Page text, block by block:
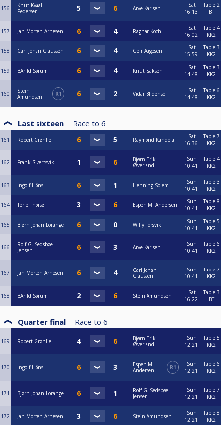
156
Knut Kvaal
Pedersen
Arve Karlsen
Sat
16:13
Table 2
BT
157 Jan Morten Arnesen Ragnar Koch
Sat
16:02
Table 4
KK2
158 Carl Johan Claussen Geir Aagesen
Sat
15:59
Table 3
KK2
159 BArild Sørum Knut Isaksen
Sat
14:48
Table 3
KK2
160
Stein
Amundsen
R1 Vidar Blidensol
Sat
14:48
Table 6
KK2
Last sixteen Race to 6
161 Robert Grønlie Raymond Kandola
Sat
16:36
Table 7
KK2
162 Frank Sivertsvik
Bjørn Erik
Øverland
Sun
10:41
Table 4
KK2
163 Ingolf Höns Henning Solem
Sun
10:41
Table 3
KK2
164 Terje Thorsø Espen M. Andersen
Sun
10:41
Table 8
KK2
165 Bjørn Johan Lorange Willy Torsvik
Sun
10:41
Table 5
KK2
166
Rolf G. Sedsbøe
Jensen
Arve Karlsen
Sun
10:41
Table 6
KK2
167 Jan Morten Arnesen
Carl Johan
Claussen
Sun
10:41
Table 7
KK2
168 BArild Sørum Stein Amundsen
Sat
16:22
Table 3
BT
Quarter final Race to 6
169 Robert Grønlie
Bjørn Erik
Øverland
Sun
12:21
Table 5
KK2
170 Ingolf Höns
Espen M.
Andersen
R1
Sun
12:21
Table 6
KK2
171 Bjørn Johan Lorange
Rolf G. Sedsbøe
Jensen
Sun
12:21
Table 7
KK2
172 Jan Morten Arnesen Stein Amundsen
Sun
12:21
Table 8
KK2